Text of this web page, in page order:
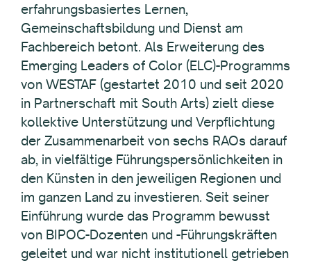
erfahrungsbasiertes Lernen,
Gemeinschaftsbildung und Dienst am
Fachbereich betont. Als Erweiterung des
Emerging Leaders of Color (ELC)-Programms
von WESTAF (gestartet 2010 und seit 2020
in Partnerschaft mit South Arts) zielt diese
kollektive Unterstützung und Verpflichtung
der Zusammenarbeit von sechs RAOs darauf
ab, in vielfältige Führungspersönlichkeiten in
den Künsten in den jeweiligen Regionen und
im ganzen Land zu investieren. Seit seiner
Einführung wurde das Programm bewusst
von BIPOC-Dozenten und -Führungskräften
geleitet und war nicht institutionell getrieben